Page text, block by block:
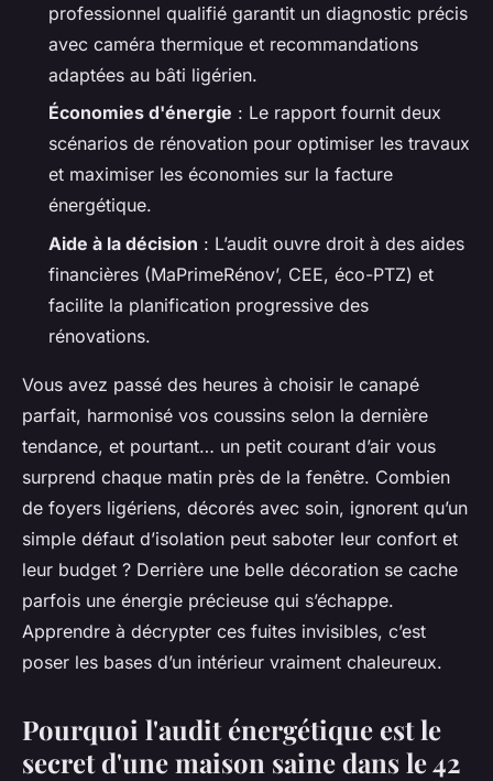
professionnel qualifié garantit un diagnostic précis
avec caméra thermique et recommandations
adaptées au bâti ligérien.
Économies d'énergie : Le rapport fournit deux
scénarios de rénovation pour optimiser les travaux
et maximiser les économies sur la facture
énergétique.
Aide à la décision : L’audit ouvre droit à des aides
financières (MaPrimeRénov’, CEE, éco-PTZ) et
facilite la planification progressive des
rénovations.
Vous avez passé des heures à choisir le canapé
parfait, harmonisé vos coussins selon la dernière
tendance, et pourtant… un petit courant d’air vous
surprend chaque matin près de la fenêtre. Combien
de foyers ligériens, décorés avec soin, ignorent qu’un
simple défaut d’isolation peut saboter leur confort et
leur budget ? Derrière une belle décoration se cache
parfois une énergie précieuse qui s’échappe.
Apprendre à décrypter ces fuites invisibles, c’est
poser les bases d’un intérieur vraiment chaleureux.
Pourquoi l'audit énergétique est le
secret d'une maison saine dans le 42